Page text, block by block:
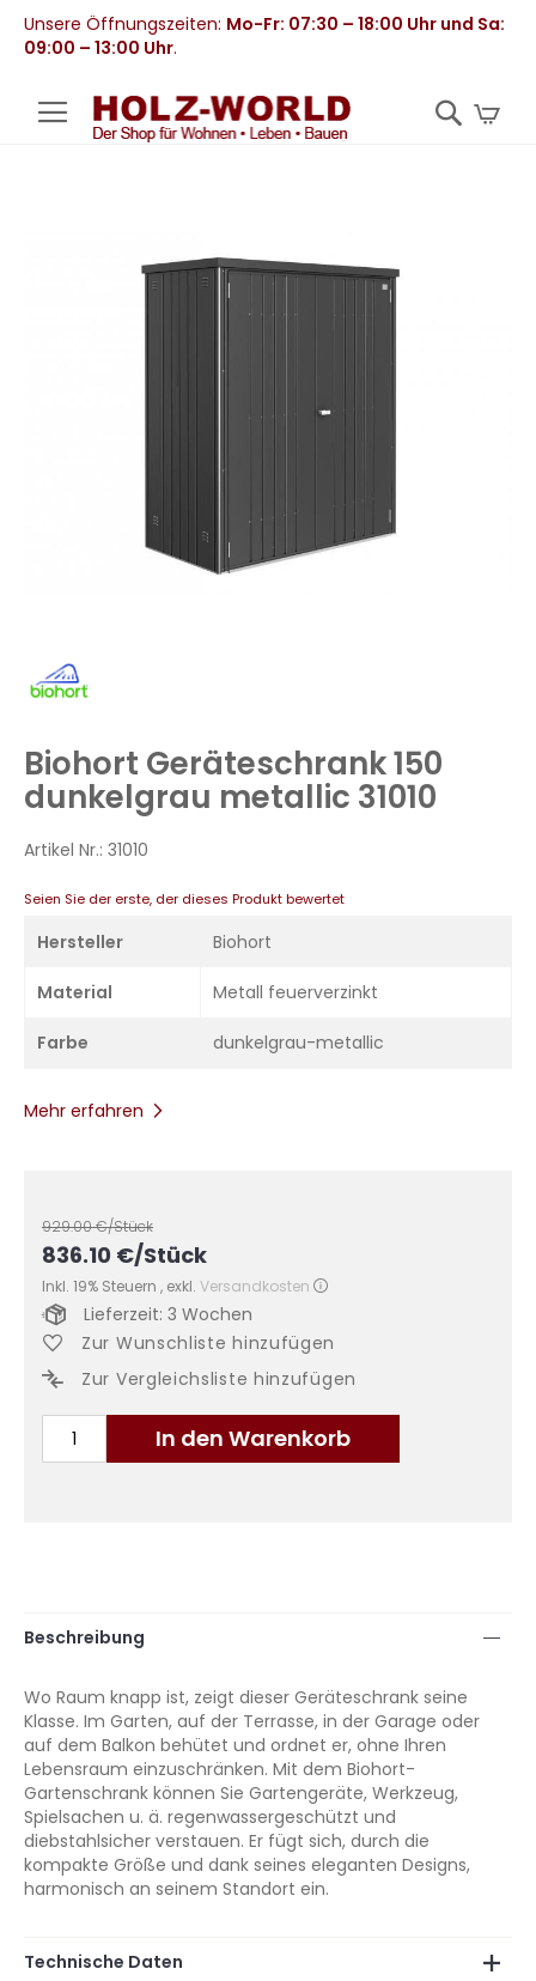
Unsere Öffnungszeiten: Mo-Fr: 07:30 – 18:00 Uhr und Sa:
09:00 – 13:00 Uhr.
Zum
Anfang
springen
Biohort Geräteschrank 150
dunkelgrau metallic 31010
Artikel Nr.: 31010
Seien Sie der erste, der dieses Produkt bewertet
Hersteller Biohort
Material Metall feuerverzinkt
Farbe dunkelgrau-metallic
Mehr erfahren
929.00€/Stück
836.10 €/Stück
Inkl. 19% Steuern , exkl. Versandkosten
In den Warenkorb
Lieferzeit: 3 Wochen
Zur Wunschliste hinzufügen
Zur Vergleichsliste hinzufügen
Beschreibung
Wo Raum knapp ist, zeigt dieser Geräteschrank seine
Klasse. Im Garten, auf der Terrasse, in der Garage oder
auf dem Balkon behütet und ordnet er, ohne Ihren
Lebensraum einzuschränken. Mit dem Biohort-
Gartenschrank können Sie Gartengeräte, Werkzeug,
Spielsachen u. ä. regenwassergeschützt und
diebstahlsicher verstauen. Er fügt sich, durch die
kompakte Größe und dank seines eleganten Designs,
harmonisch an seinem Standort ein.
Technische Daten